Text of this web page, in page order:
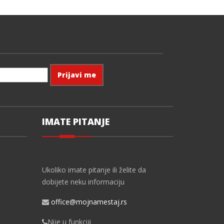
IMATE PITANJE
Ukoliko imate pitanje ili želite da
dobijete neku informaciju
office@mojnamestaj.rs
Nije u funkciji